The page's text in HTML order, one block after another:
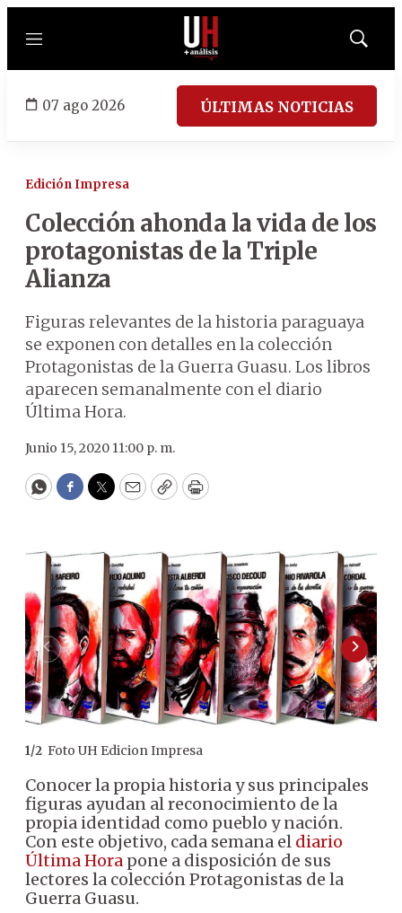
Menú
Mostrar
07 ago 2026 ÚLTIMAS NOTICIAS
Edición Impresa
Colección ahonda la vida de los
protagonistas de la Triple
Alianza
Figuras relevantes de la historia paraguaya
se exponen con detalles en la colección
Protagonistas de la Guerra Guasu. Los libros
aparecen semanalmente con el diario
Última Hora.
Junio 15, 2020 11:00 p. m.
WhatsApp
Facebook
Twitter
EmailCopyPrint
1/2 Foto UH Edicion Impresa
Conocer la propia historia y sus principales
figuras ayudan al reconocimiento de la
propia identidad como pueblo y nación.
Con este objetivo, cada semana el diario
Última Hora pone a disposición de sus
lectores la colección Protagonistas de la
Guerra Guasu.